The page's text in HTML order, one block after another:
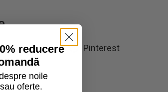
Twitter Pinterest
reducere
noile
oferte.